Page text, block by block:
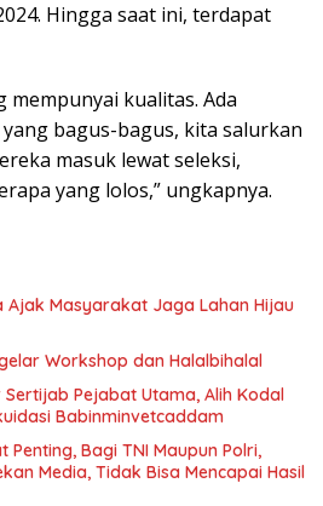
Hingga saat ini, terdapat
mempunyai kualitas. Ada
bagus-bagus, kita salurkan
masuk lewat seleksi,
yang lolos,” ungkapnya.
Ajak Masyarakat Jaga Lahan Hijau
Workshop dan Halalbihalal
Pejabat Utama, Alih Kodal
Babinminvetcaddam
Bagi TNI Maupun Polri,
Media, Tidak Bisa Mencapai Hasil